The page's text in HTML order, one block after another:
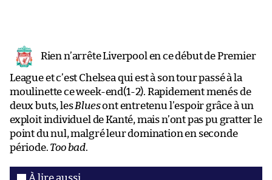
Rien n’arrête Liverpool en ce début de Premier
League et c’est Chelsea qui est à son tour passé à la
moulinette ce week-end(1-2). Rapidement menés de
deux buts, lesBluesont entretenu l’espoir grâce à un
exploit individuel de Kanté, mais n’ont pas pu gratter le
point du nul, malgré leur domination en seconde
période. Too bad.